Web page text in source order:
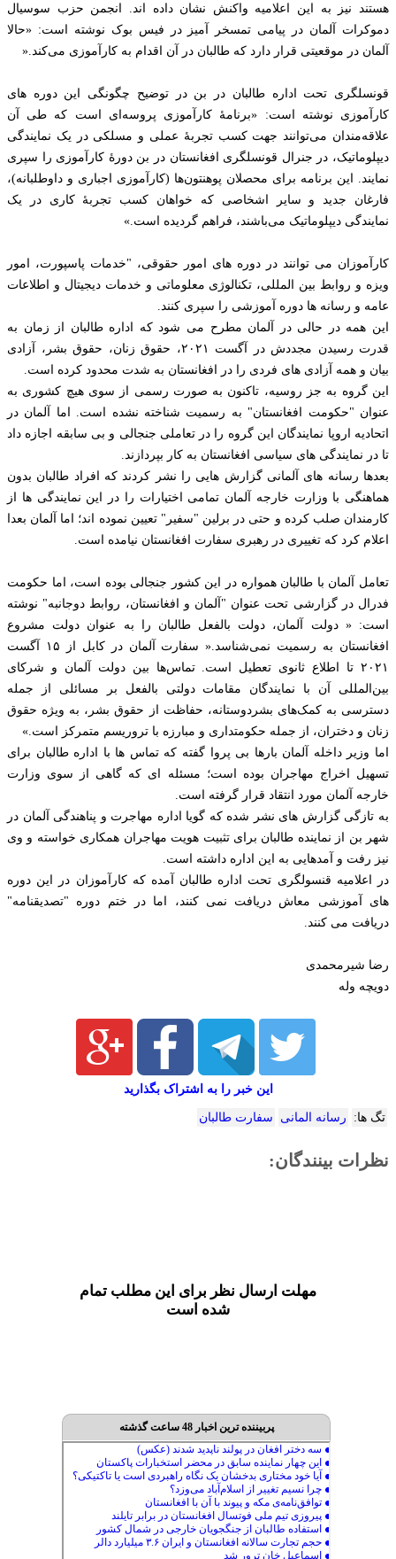
هستند نیز به این اعلامیه واکنش نشان داده اند. انجمن حزب سوسیال
دموکرات آلمان در پیامی تمسخر آمیز در فیس بوک نوشته است: «حالا
آلمان در موقعیتی قرار دارد که طالبان در آن اقدام به کارآموزی می‌کند.«
قونسلگری تحت اداره طالبان در بن در توضیح چگونگی این دوره های
کارآموزی نوشته است: «برنامهٔ کارآموزی پروسه‌ای است که طی آن
علاقه‌مندان می‌توانند جهت کسب تجربهٔ عملی و مسلکی در یک نمایندگی
دیپلوماتیک، در جنرال قونسلگری افغانستان در بن دورهٔ کارآموزی را سپری
نمایند. این برنامه برای محصلان پوهنتون‌ها (کارآموزی اجباری و داوطلبانه)،
فارغان جدید و سایر اشخاصی که خواهان کسب تجربهٔ کاری در یک
نمایندگی دیپلوماتیک می‌باشند، فراهم گردیده است.»
کارآموزان می توانند در دوره های امور حقوقی، "خدمات پاسپورت، امور
ویزه و روابط بین المللی، تکنالوژی معلوماتی و خدمات دیجیتال و اطلاعات
عامه و رسانه ها دوره آموزشی را سپری کنند.
این همه در حالی در آلمان مطرح می شود که اداره طالبان از زمان به
قدرت رسیدن مجددش در آگست ۲۰۲۱، حقوق زنان، حقوق بشر، آزادی
بیان و همه آزادی های فردی را در افغانستان به شدت محدود کرده است.
این گروه به جز روسیه، تاکنون به صورت رسمی از سوی هیچ کشوری به
عنوان "حکومت افغانستان" به رسمیت شناخته نشده است. اما آلمان در
اتحادیه اروپا نمایندگان این گروه را در تعاملی جنجالی و بی سابقه اجازه داد
تا در نمایندگی های سیاسی افغانستان به کار بپردازند.
بعدها رسانه های آلمانی گزارش هایی را نشر کردند که افراد طالبان بدون
هماهنگی با وزارت خارجه آلمان تمامی اختیارات را در این نمایندگی ها از
کارمندان صلب کرده و حتی در برلین "سفیر" تعیین نموده اند؛ اما آلمان بعدا
اعلام کرد که تغییری در رهبری سفارت افغانستان نیامده است.
تعامل آلمان با طالبان همواره در این کشور جنجالی بوده است، اما حکومت
فدرال در گزارشی تحت عنوان "آلمان و افغانستان، روابط دوجانبه" نوشته
است: « دولت آلمان، دولت بالفعل طالبان را به عنوان دولت مشروع
افغانستان به رسمیت نمی‌شناسد.« سفارت آلمان در کابل از ۱۵ آگست
۲۰۲۱ تا اطلاع ثانوی تعطیل است. تماس‌ها بین دولت آلمان و شرکای
بین‌المللی آن با نمایندگان مقامات دولتی بالفعل بر مسائلی از جمله
دسترسی به کمک‌های بشردوستانه، حفاظت از حقوق بشر، به ویژه حقوق
زنان و دختران، از جمله حکومتداری و مبارزه با تروریسم متمرکز است.»
اما وزیر داخله آلمان بارها بی پروا گفته که تماس ها با اداره طالبان برای
تسهیل اخراج مهاجران بوده است؛ مسئله ای که گاهی از سوی وزارت
خارجه آلمان مورد انتقاد قرار گرفته است.
به تازگی گزارش های نشر شده که گویا اداره مهاجرت و پناهندگی آلمان در
شهر بن از نماینده طالبان برای تثبیت هویت مهاجران همکاری خواسته و وی
نیز رفت و آمدهایی به این اداره داشته است.
در اعلامیه قنسولگری تحت اداره طالبان آمده که کارآموزان در این دوره
های آموزشی معاش دریافت نمی کنند، اما در ختم دوره "تصدیقنامه"
دریافت می کنند.
رضا شیرمحمدی
دویچه وله
این خبر را به اشتراک بگذارید
تگ ها: رسانه المانی سفارت طالبان
نظرات بینندگان:
مهلت ارسال نظر برای این مطلب تمام
شده است
پربیننده ترین اخبار 48 ساعت گذشته